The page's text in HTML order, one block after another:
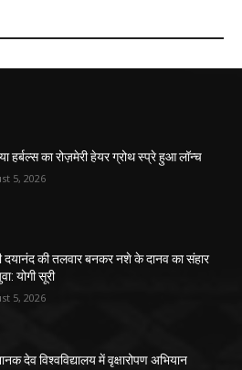
हर्बल्स का रोज़मेरी हेयर ग्रोथ स्प्रे हुआ लॉन्च
5, 2026
दयानंद की तलवार बनकर नशे के दानव का संहार
योगी सूरी
5, 2026
देव विश्वविद्यालय में वृक्षारोपण अभियान